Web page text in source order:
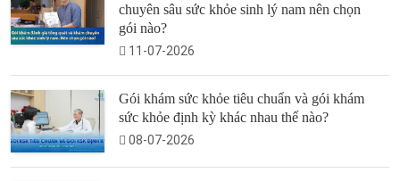
chuyên sâu sức khỏe sinh lý nam nên chọn
gói nào?
11-07-2026
Gói khám sức khỏe tiêu chuẩn và gói khám
sức khỏe định kỳ khác nhau thế nào?
08-07-2026